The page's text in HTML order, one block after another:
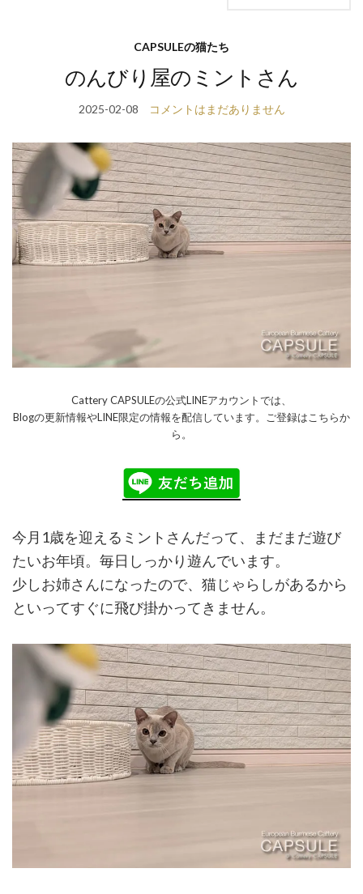
CAPSULEの猫たち
のんびり屋のミントさん
2025-02-08 コメントはまだありません
Cattery CAPSULEの公式LINEアカウントでは、
Blogの更新情報やLINE限定の情報を配信しています。ご登録はこちらか
ら。
今月1歳を迎えるミントさんだって、まだまだ遊び
たいお年頃。毎日しっかり遊んでいます。
少しお姉さんになったので、猫じゃらしがあるから
といってすぐに飛び掛かってきません。